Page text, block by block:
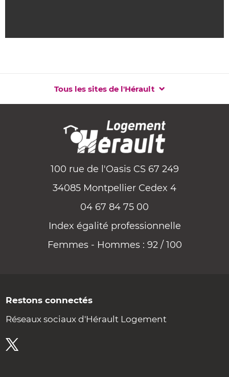
Tous les sites de l'Hérault
100 rue de l'Oasis CS 67 249
34085 Montpellier Cedex 4
04 67 84 75 00
Index égalité professionnelle
Femmes - Hommes : 92 / 100
Restons connectés
Réseaux sociaux d'Hérault Logement